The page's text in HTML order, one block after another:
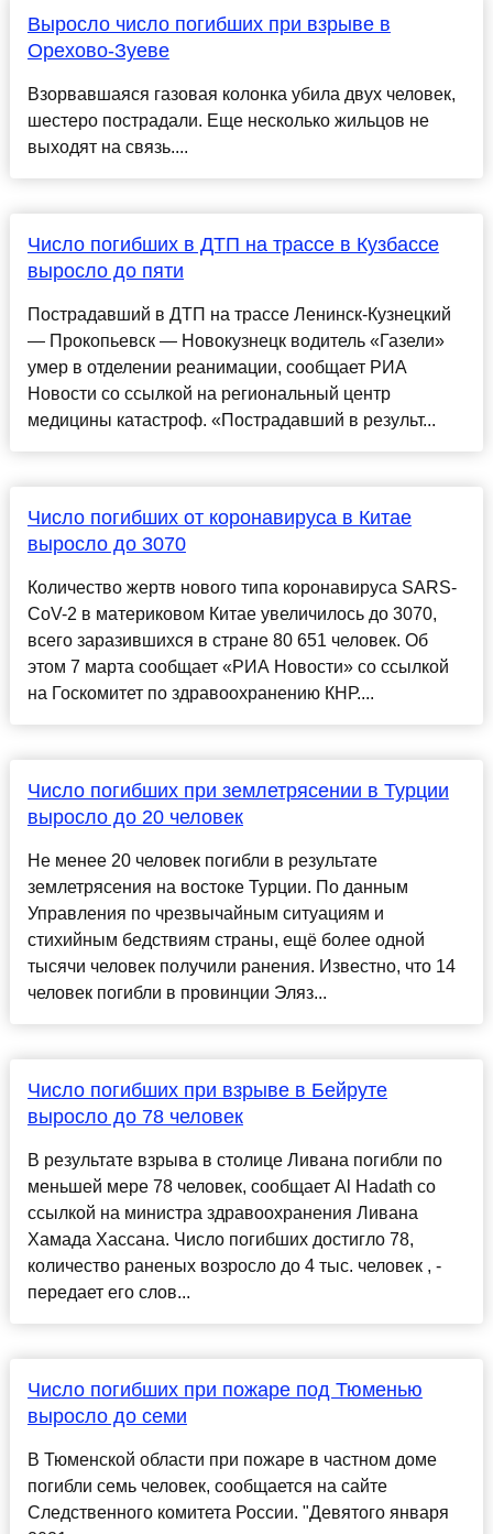
Выросло число погибших при взрыве в
Орехово-Зуеве
Взорвавшаяся газовая колонка убила двух человек,
шестеро пострадали. Еще несколько жильцов не
выходят на связь....
Число погибших в ДТП на трассе в Кузбассе
выросло до пяти
Пострадавший в ДТП на трассе Ленинск-Кузнецкий
— Прокопьевск — Новокузнецк водитель «Газели»
умер в отделении реанимации, сообщает РИА
Новости со ссылкой на региональный центр
медицины катастроф. «Пострадавший в результ...
Число погибших от коронавируса в Китае
выросло до 3070
Количество жертв нового типа коронавируса SARS-
CoV-2 в материковом Китае увеличилось до 3070,
всего заразившихся в стране 80 651 человек. Об
этом 7 марта сообщает «РИА Новости» со ссылкой
на Госкомитет по здравоохранению КНР....
Число погибших при землетрясении в Турции
выросло до 20 человек
Не менее 20 человек погибли в результате
землетрясения на востоке Турции. По данным
Управления по чрезвычайным ситуациям и
стихийным бедствиям страны, ещё более одной
тысячи человек получили ранения. Известно, что 14
человек погибли в провинции Эляз...
Число погибших при взрыве в Бейруте
выросло до 78 человек
В результате взрыва в столице Ливана погибли по
меньшей мере 78 человек, сообщает Al Hadath со
ссылкой на министра здравоохранения Ливана
Хамада Хассана. Число погибших достигло 78,
количество раненых возросло до 4 тыс. человек , -
передает его слов...
Число погибших при пожаре под Тюменью
выросло до семи
В Тюменской области при пожаре в частном доме
погибли семь человек, сообщается на сайте
Следственного комитета России. "Девятого января